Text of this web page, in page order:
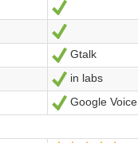
Sí
Gtalk
Sí
in labs
Sí
Google Voice